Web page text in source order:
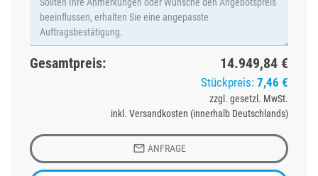
Gesamtpreis: 14.949,84 €
Stückpreis: 7,46 €
zzgl. gesetzl. MwSt.
inkl. Versandkosten (innerhalb Deutschlands)
 ANFRAGE